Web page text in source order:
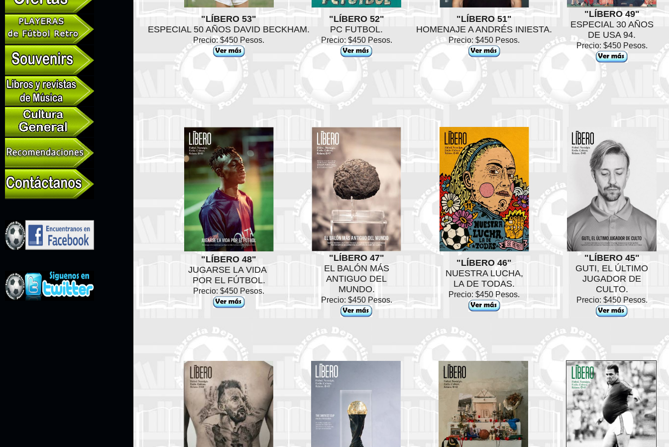
"LÍBERO 53"
ESPECIAL 50 AÑOS DAVID BECKHAM.
Precio: $450 Pesos.
"LÍBERO 52"
PC FUTBOL.
Precio: $450 Pesos.
"LÍBERO 51"
HOMENAJE A ANDRÉS INIESTA.
Precio: $450 Pesos.
"LÍBERO 49"
ESPECIAL 30 AÑOS
DE USA 94.
Precio: $450 Pesos.
"LÍBERO 48"
JUGARSE LA VIDA
POR EL FÚTBOL.
Precio: $450 Pesos.
"LÍBERO 47"
EL BALÓN MÁS
ANTIGUO DEL
MUNDO.
Precio: $450 Pesos.
"LÍBERO 46"
NUESTRA LUCHA,
LA DE TODAS.
Precio: $450 Pesos.
"LÍBERO 45"
GUTI, EL ÚLTIMO
JUGADOR DE
CULTO.
Precio: $450 Pesos.